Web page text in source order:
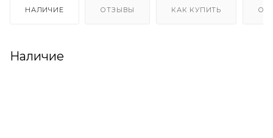
НАЛИЧИЕ ОТЗЫВЫ КАК КУПИТЬ
Наличие